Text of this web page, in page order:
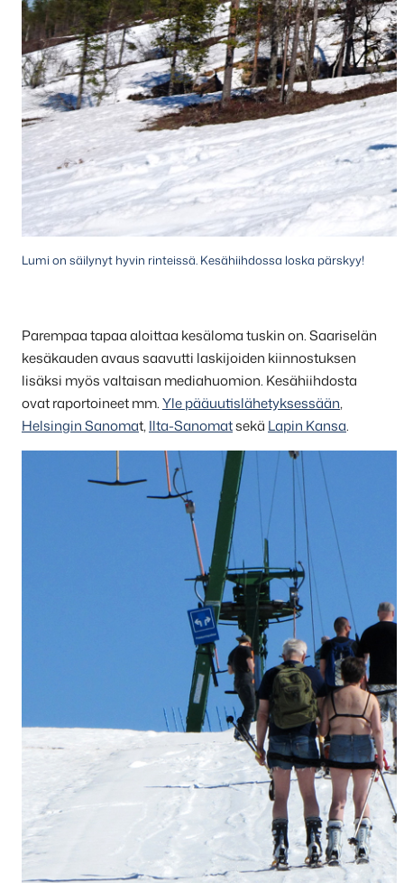
Lumi on säilynyt hyvin rinteissä. Kesähiihdossa loska pärskyy!
Parempaa tapaa aloittaa kesäloma tuskin on. Saariselän
kesäkauden avaus saavutti laskijoiden kiinnostuksen
lisäksi myös valtaisan mediahuomion. Kesähiihdosta
ovat raportoineet mm.Yle pääuutislähetyksessään,
Helsingin Sanomat,Ilta-Sanomatsekä Lapin Kansa.